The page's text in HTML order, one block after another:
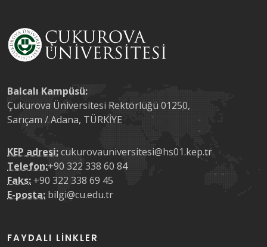
Balcalı Kampüsü:
Çukurova Üniversitesi Rektörlüğü 01250,
Sarıçam / Adana, TÜRKİYE
KEP adresi:cukurovauniversitesi@hs01.kep.tr
Telefon:+90 322 338 60 84
Faks: +90 322 338 69 45
E-posta: bilgi@cu.edu.tr
FAYDALI LINKLER